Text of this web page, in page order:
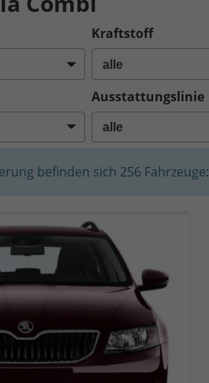
Kraftstoff
Ausstattungslinie
befinden sich 256 Fahrzeuge: